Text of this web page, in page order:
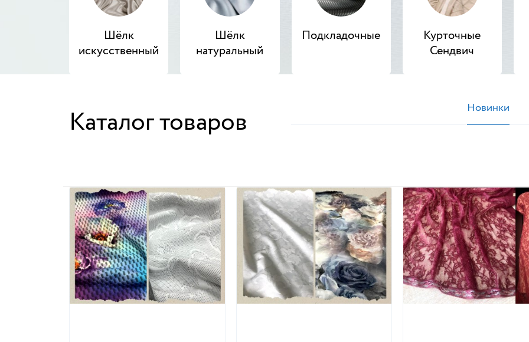
Шёлк
искусственный
Шёлк
натуральный
Подкладочные
Курточные
Сендвич
Каталог товаров Новинки
В наличии
Вискоза плательная Гипюр НН47
В наличии
Жоржет БТ317
770 руб.